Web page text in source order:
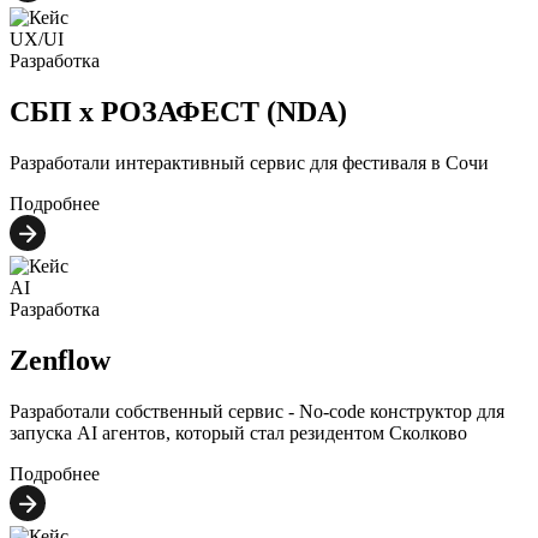
UX/UI
Разработка
СБП х РОЗАФЕСТ (NDA)
Разработали интерактивный сервис для фестиваля в Сочи
Подробнее
AI
Разработка
Zenflow
Разработали собственный сервис - No-code конструктор для
запуска AI агентов, который стал резидентом Сколково
Подробнее